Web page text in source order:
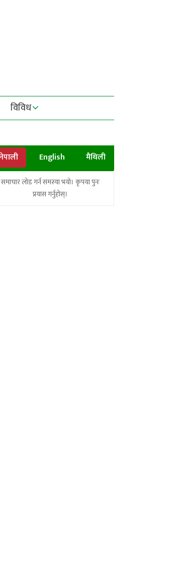
विविध
English मैथिली
समाचार लोड गर्न समस्या भयो। कृपया पुनः
प्रयास गर्नुहोस्।